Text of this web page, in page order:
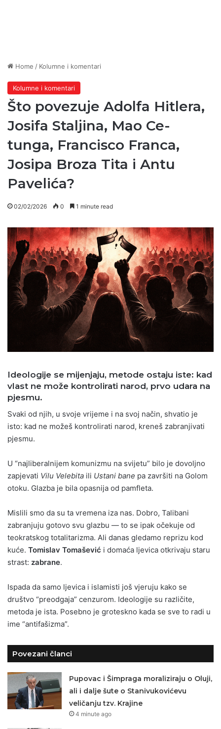
Home / Kolumne i komentari
Kolumne i komentari
Što povezuje Adolfa Hitlera,
Josifa Staljina, Mao Ce-
tunga, Francisco Franca,
Josipa Broza Tita i Antu
Pavelića?
02/02/2026 0 1 minute read
Ideologije se mijenjaju, metode ostaju iste: kad
vlast ne može kontrolirati narod, prvo udara na
pjesmu.
Svaki od njih, u svoje vrijeme i na svoj način, shvatio je
isto: kad ne možeš kontrolirati narod, kreneš zabranjivati
pjesmu.
U “najliberalnijem komunizmu na svijetu” bilo je dovoljno
zapjevati Vilu Velebita ili Ustani bane pa završiti na Golom
otoku. Glazba je bila opasnija od pamfleta.
Mislili smo da su ta vremena iza nas. Dobro, Talibani
zabranjuju gotovo svu glazbu — to se ipak očekuje od
teokratskog totalitarizma. Ali danas gledamo reprizu kod
kuće. Tomislav Tomašević i domaća ljevica otkrivaju staru
strast: zabrane.
Ispada da samo ljevica i islamisti još vjeruju kako se
društvo “preodgaja” cenzurom. Ideologije su različite,
metoda je ista. Posebno je groteskno kada se sve to radi u
ime “antifašizma”.
Povezani članci
Pupovac i Šimpraga moraliziraju o Oluji,
ali i dalje šute o Stanivukovićevu
veličanju tzv. Krajine
4 minute ago